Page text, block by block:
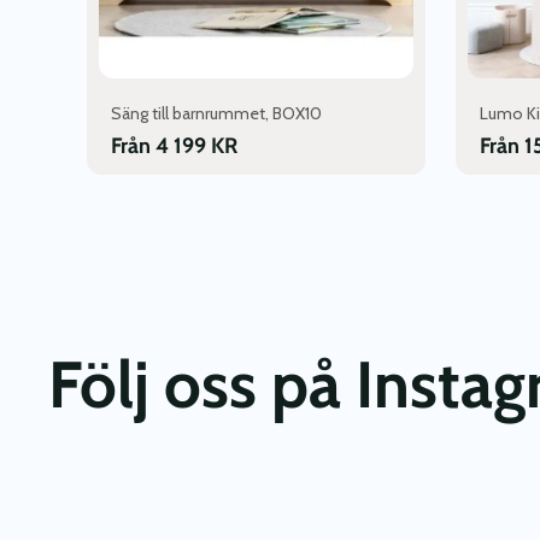
Säng till barnrummet, BOX10
Från 4 199 KR
produktsidan
Lumo
Från
Följ oss på